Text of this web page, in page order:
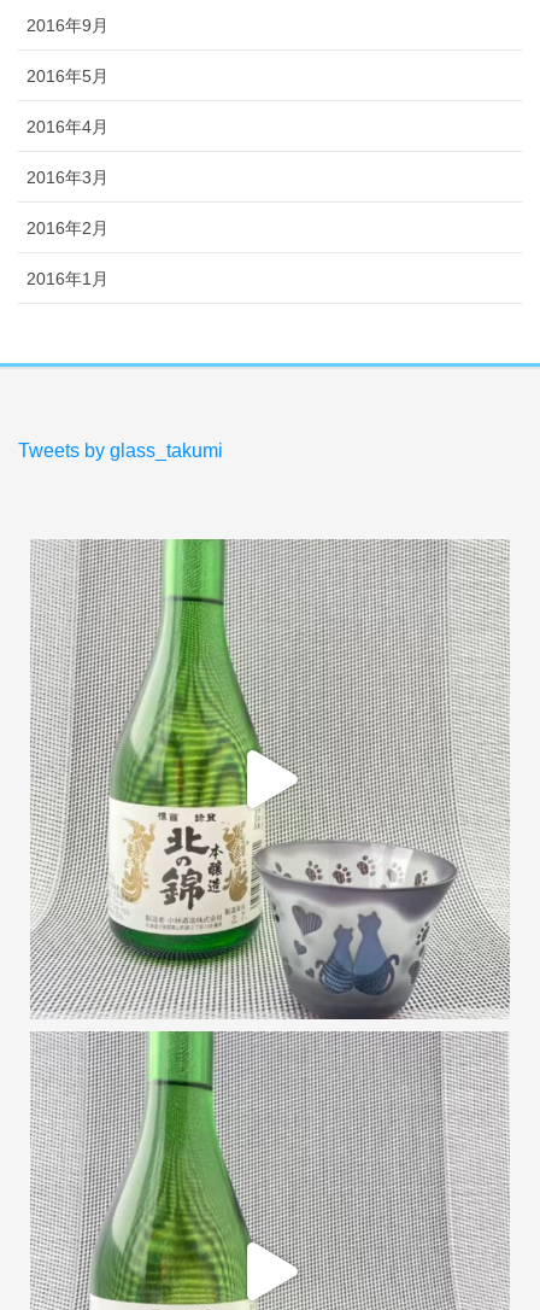
2016年9月
2016年5月
2016年4月
2016年3月
2016年2月
2016年1月
Tweets by glass_takumi